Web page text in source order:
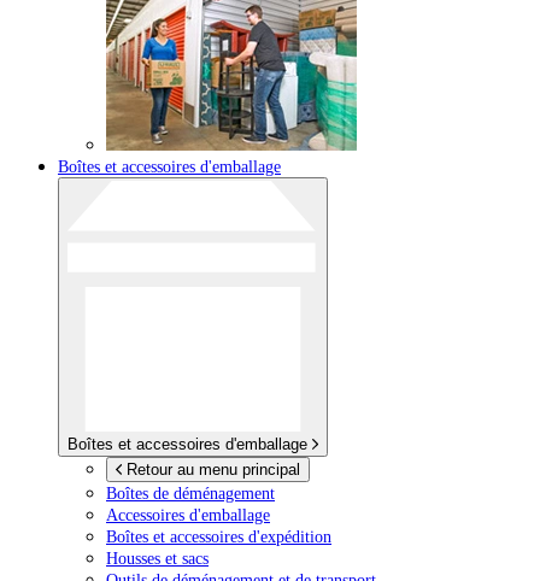
Boîtes et accessoires d'emballage
Boîtes et accessoires d'emballage
Retour au menu principal
Boîtes de déménagement
Accessoires d'emballage
Boîtes et accessoires d'expédition
Housses et sacs